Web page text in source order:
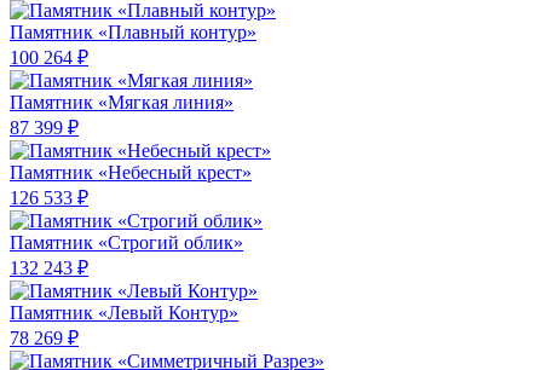
Памятник «Плавный контур»
100 264 ₽
Памятник «Мягкая линия»
87 399 ₽
Памятник «Небесный крест»
126 533 ₽
Памятник «Строгий облик»
132 243 ₽
Памятник «Левый Контур»
78 269 ₽